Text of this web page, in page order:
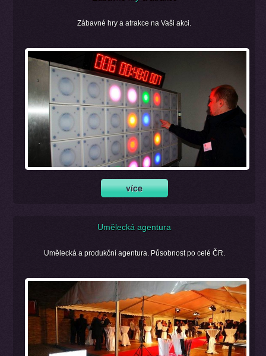
Zábavné hry a atrakce na Vaši akci.
Umělecká agentura
Umělecká a produkční agentura. Působnost po celé ČR.